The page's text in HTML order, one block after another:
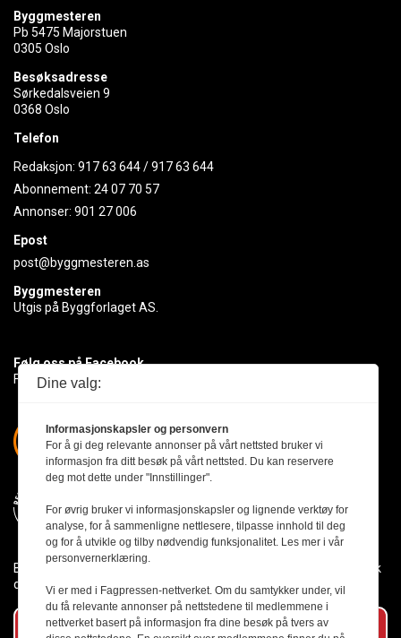
Byggmesteren
Pb 5475 Majorstuen
0305 Oslo
Besøksadresse
Sørkedalsveien 9
0368 Oslo
Telefon
Redaksjon: 917 63 644/917 63 644
Abonnement: 24 07 70 57
Annonser: 901 27 006
Epost
post@byggmesteren.as
Byggmesteren
Utgis på Byggforlaget AS.
Følg oss på Facebook
Få med deg det siste innen byggebransjen
Byggmesteren følger Vær Varsom-plakaten og presseetikken slik
den er nedfelt i Redaktørplakaten.
Abonner på vårt nyhetsbrev
Dine valg:
Informasjonskapsler og personvern
For å gi deg relevante annonser på vårt nettsted bruker vi
informasjon fra ditt besøk på vårt nettsted. Du kan reservere
deg mot dette under "Innstillinger".
For øvrig bruker vi informasjonskapsler og lignende verktøy for
analyse, for å sammenligne nettlesere, tilpasse innhold til deg
og for å utvikle og tilby nødvendig funksjonalitet. Les mer i vår
personvernerklæring.
Vi er med i Fagpressen-nettverket. Om du samtykker under, vil
du få relevante annonser på nettstedene til medlemmene i
nettverket basert på informasjon fra dine besøk på tvers av